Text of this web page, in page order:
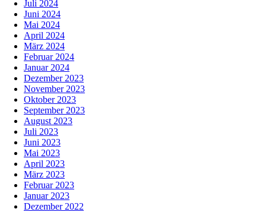
Juli 2024
Juni 2024
Mai 2024
April 2024
März 2024
Februar 2024
Januar 2024
Dezember 2023
November 2023
Oktober 2023
September 2023
August 2023
Juli 2023
Juni 2023
Mai 2023
April 2023
März 2023
Februar 2023
Januar 2023
Dezember 2022